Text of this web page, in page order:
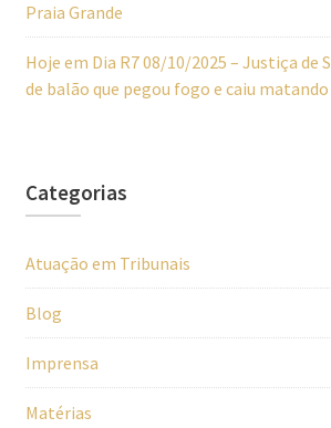
Praia Grande
Hoje em Dia R7 08/10/2025 – Justiça de
de balão que pegou fogo e caiu matando
Categorias
Atuação em Tribunais
Blog
Imprensa
Matérias